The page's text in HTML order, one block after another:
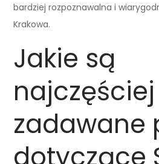
bardziej rozpoznawalna i
Krakowa.
Jakie są
najczęściej
zadawane
dotyczące